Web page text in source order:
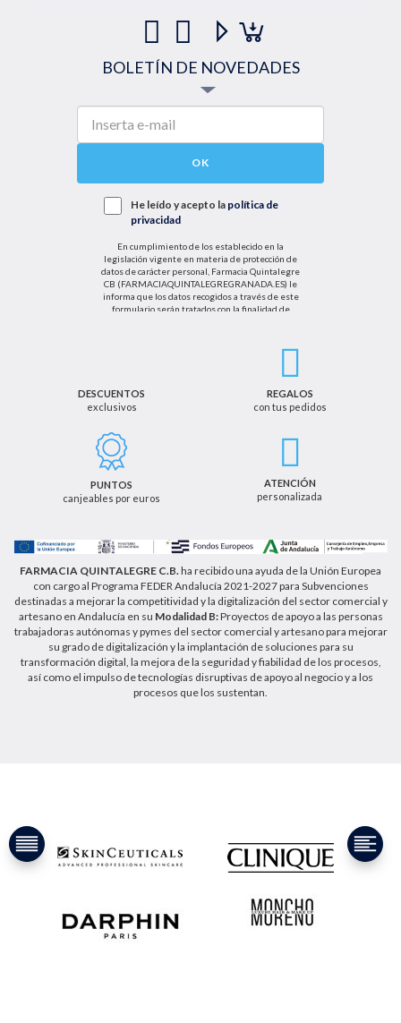
BOLETÍN DE NOVEDADES
OK
He leído y acepto la política de
privacidad
En cumplimiento de los establecido en la
legislación vigente en materia de protección de
datos de carácter personal, Farmacia Quintalegre
CB (FARMACIAQUINTALEGREGRANADA.ES) le
informa que los datos recogidos a través de este
formulario serán tratados con la finalidad de
el tratamiento de sus datos personales se basará
cancelación u oposición, así como los derechos
adicionales que le asisten a través de la dirección
de email info@farmaciaquintalegregranada.es, así
como a través de los medios detallados en la
información adicional sobre nuestra política de
privacidad que puede consultar en la dirección web
DESCUENTOS
exclusivos
REGALOS
con tus pedidos
PUNTOS
canjeables por euros
ATENCIÓN
personalizada
FARMACIA QUINTALEGRE C.B.ha recibido una ayuda de la Unión Europea
con cargo al Programa FEDER Andalucía 2021-2027 para Subvenciones
destinadas a mejorar la competitividad y la digitalización del sector comercial y
artesano en Andalucía en su Modalidad B:Proyectos de apoyo a las personas
trabajadoras autónomas y pymes del sector comercial y artesano para mejorar
su grado de digitalización y la implantación de soluciones para su
transformación digital, la mejora de la seguridad y fiabilidad de los procesos,
así como el impulso de tecnologías disruptivas de apoyo al negocio y a los
procesos que los sustentan.